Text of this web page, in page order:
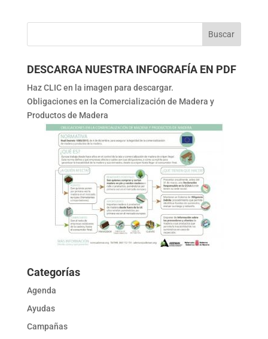
DESCARGA NUESTRA INFOGRAFÍA EN PDF
Haz CLIC en la imagen para descargar.
Obligaciones en la Comercialización de Madera y
Productos de Madera
Categorías
Agenda
Ayudas
Campañas